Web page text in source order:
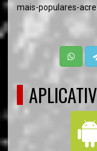
mais-populares-